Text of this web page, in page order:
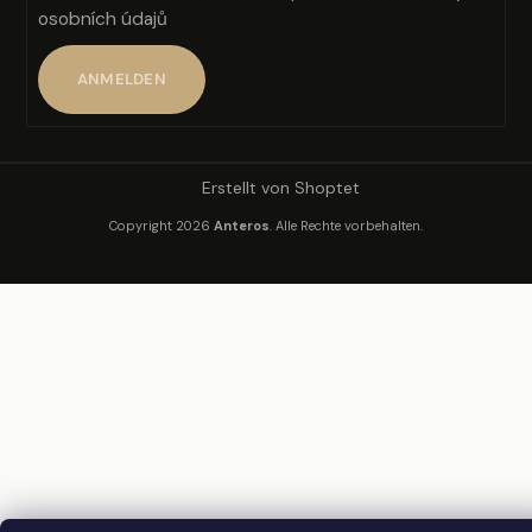
osobních údajů
ANMELDEN
Erstellt von Shoptet
Copyright 2026 Anteros. Alle Rechte vorbehalten.